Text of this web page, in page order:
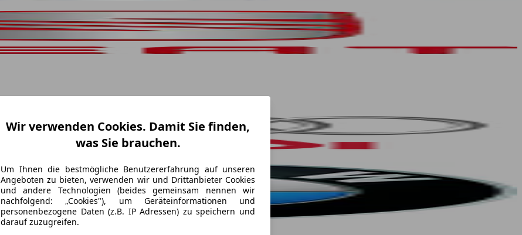
Wir verwenden Cookies. Damit Sie finden,
was Sie brauchen.
Um Ihnen die bestmögliche Benutzererfahrung auf unseren
Angeboten zu bieten, verwenden wir und Drittanbieter Cookies
und andere Technologien (beides gemeinsam nennen wir
nachfolgend: „Cookies"), um Geräteinformationen und
personenbezogene Daten (z.B. IP Adressen) zu speichern und
darauf zuzugreifen.